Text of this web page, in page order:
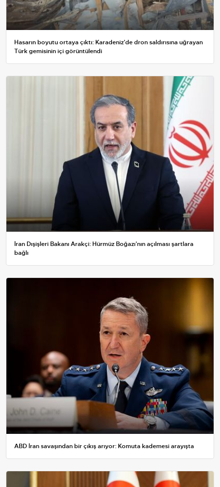
Hasarın boyutu ortaya çıktı: Karadeniz'de dron saldırısına uğrayan
Türk gemisinin içi görüntülendi
İran Dışişleri Bakanı Arakçi: Hürmüz Boğazı'nın açılması şartlara
bağlı
ABD İran savaşından bir çıkış arıyor: Komuta kademesi arayışta